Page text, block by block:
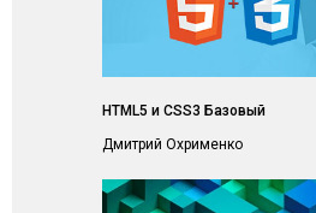
HTML5 и CSS3 Базовый
Дмитрий Охрименко